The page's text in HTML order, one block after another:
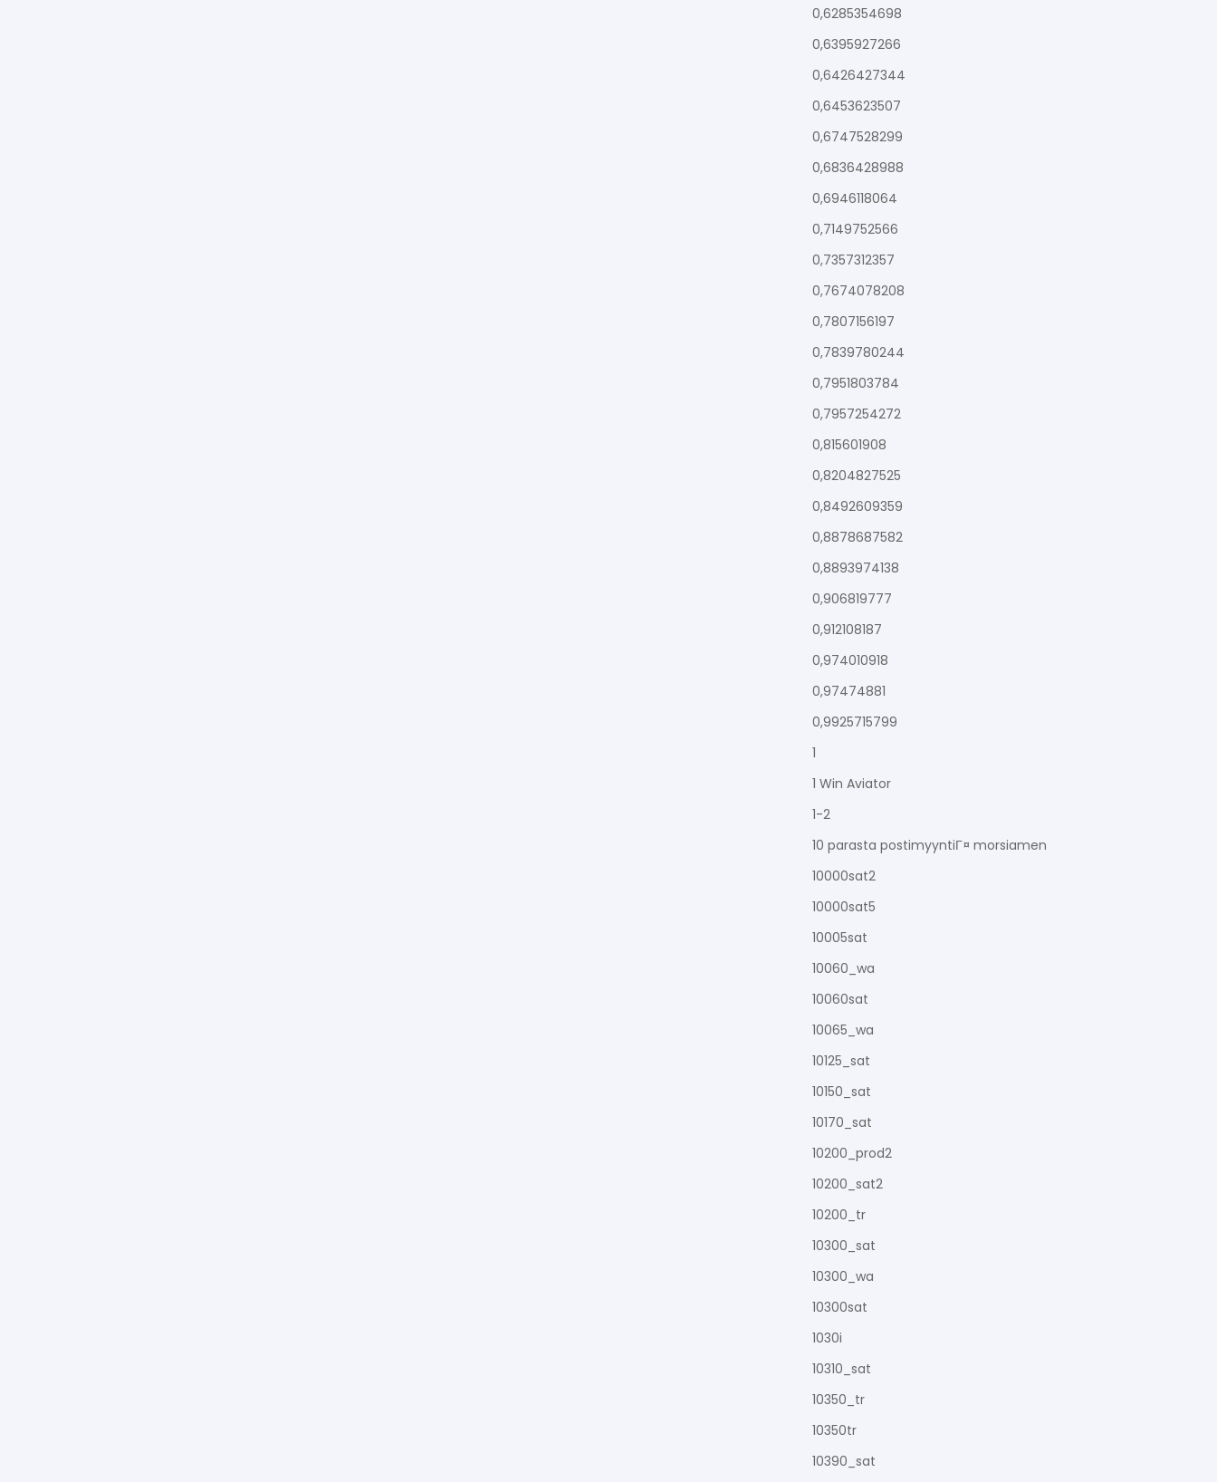
0,6285354698
0,6395927266
0,6426427344
0,6453623507
0,6747528299
0,6836428988
0,6946118064
0,7149752566
0,7357312357
0,7674078208
0,7807156197
0,7839780244
0,7951803784
0,7957254272
0,815601908
0,8204827525
0,8492609359
0,8878687582
0,8893974138
0,906819777
0,912108187
0,974010918
0,97474881
0,9925715799
1
1 Win Aviator
1-2
10 parasta postimyyntiГ¤ morsiamen
10000sat2
10000sat5
10005sat
10060_wa
10060sat
10065_wa
10125_sat
10150_sat
10170_sat
10200_prod2
10200_sat2
10200_tr
10300_sat
10300_wa
10300sat
1030i
10310_sat
10350_tr
10350tr
10390_sat